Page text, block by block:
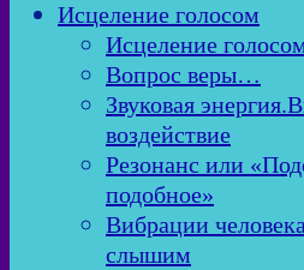
Исцеление голосом
Исцеление
Вопрос веры…
Звуковая
воздействие
Резонанс или
подобное»
Вибрации
слышим